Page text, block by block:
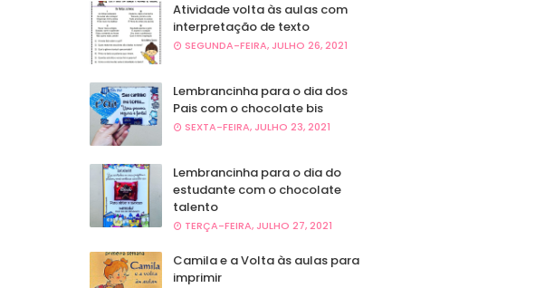
Atividade volta às aulas com
interpretação de texto
SEGUNDA-FEIRA, JULHO 26, 2021
Lembrancinha para o dia dos
Pais com o chocolate bis
SEXTA-FEIRA, JULHO 23, 2021
Lembrancinha para o dia do
estudante com o chocolate
talento
TERÇA-FEIRA, JULHO 27, 2021
Camila e a Volta às aulas para
imprimir